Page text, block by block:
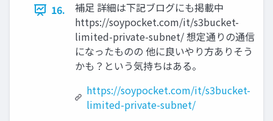
16.
補足 詳細は下記ブログにも掲載中
https://soypocket.com/it/s3bucket-
limited-private-subnet/ 想定通りの通信
になったものの 他に良いやり方ありそう
かも？という気持ちはある。
https://soypocket.com/it/s3bucket-
limited-private-subnet/